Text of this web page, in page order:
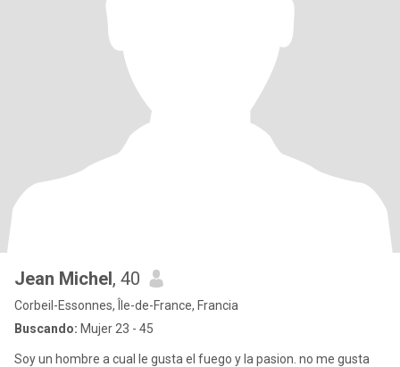
Jean Michel, 40
Corbeil-Essonnes, Île-de-France, Francia
Buscando: Mujer 23 - 45
Soy un hombre a cual le gusta el fuego y la pasion. no me gusta